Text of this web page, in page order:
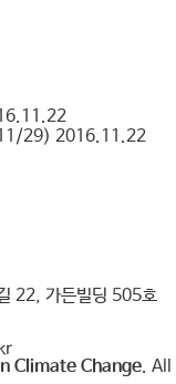
29) 2016.11.22
22, 가든빌딩 505호
Climate Change. All